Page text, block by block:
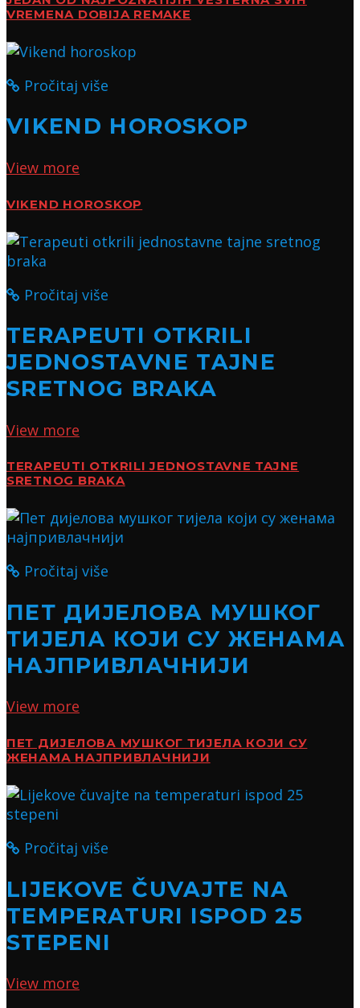
VREMENA DOBIJA REMAKE
Pročitaj više
VIKEND HOROSKOP
View more
VIKEND HOROSKOP
Pročitaj više
TERAPEUTI OTKRILI
JEDNOSTAVNE TAJNE
SRETNOG BRAKA
View more
TERAPEUTI OTKRILI JEDNOSTAVNE TAJNE
SRETNOG BRAKA
Pročitaj više
ПЕТ ДИЈЕЛОВА МУШКОГ
ТИЈЕЛА КОЈИ СУ ЖЕНАМА
НАЈПРИВЛАЧНИЈИ
View more
ПЕТ ДИЈЕЛОВА МУШКОГ ТИЈЕЛА КОЈИ СУ
ЖЕНАМА НАЈПРИВЛАЧНИЈИ
Pročitaj više
LIJEKOVE ČUVAJTE NA
TEMPERATURI ISPOD 25
STEPENI
View more